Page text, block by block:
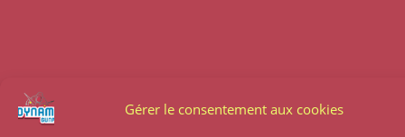
Gérer le consentement aux cookies